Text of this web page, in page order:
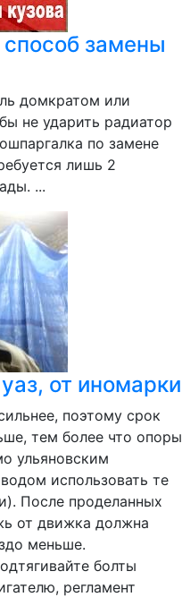
замены
домкратом или
не ударить радиатор
по замене
лишь 2
...
от иномарки
поэтому срок
тем более что опоры
ульяновским
использовать те
После проделанных
от движка должна
меньше.
болты
регламент